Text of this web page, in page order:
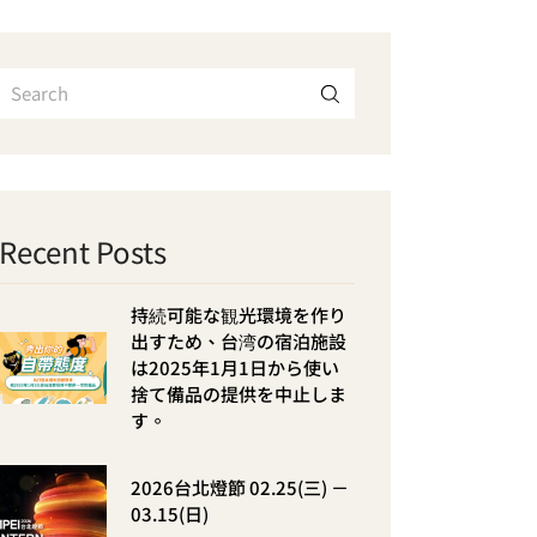
Recent Posts
持続可能な観光環境を作り
出すため、台湾の宿泊施設
は2025年1月1日から使い
捨て備品の提供を中止しま
す。
2026台北燈節 02.25(三) －
03.15(日)